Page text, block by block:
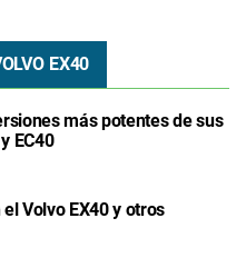
EX40
más potentes de sus
EC40
Volvo EX40 y otros